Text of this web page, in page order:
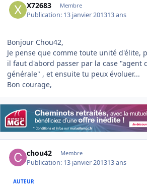
X72683 Membre
Publication: 13 janvier 201313 ans
Bonjour Chou42,
Je pense que comme toute unité d'élite,
il faut d'abord passer par la case "agent
générale" , et ensuite tu peux évoluer...
Bon courage,
chou42 Membre
Publication: 13 janvier 201313 ans
AUTEUR